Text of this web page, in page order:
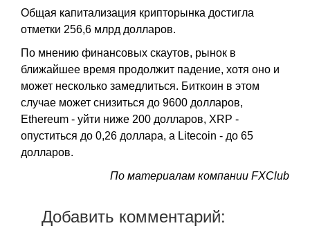
Общая капитализация крипторынка достигла
отметки 256,6 млрд долларов.
По мнению финансовых скаутов, рынок в
ближайшее время продолжит падение, хотя оно и
может несколько замедлиться. Биткоин в этом
случае может снизиться до 9600 долларов,
Ethereum - уйти ниже 200 долларов, XRP -
опуститься до 0,26 доллара, а Litecoin - до 65
долларов.
По материалам компании FXClub
Добавить комментарий: